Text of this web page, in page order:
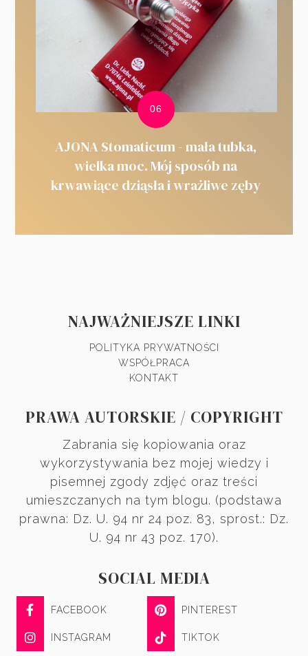
AJONA Stomaticum - mała tubka,
wielka moc. Mój sposób na
krwawiące dziąsła i wrażliwe zęby
NAJWAŻNIEJSZE LINKI
POLITYKA PRYWATNOŚCI
WSPÓŁPRACA
KONTAKT
PRAWA AUTORSKIE / COPYRIGHT
Zabrania się kopiowania oraz
wykorzystywania bez mojej wiedzy i
pisemnej zgody zdjęć oraz treści
umieszczanych na tym blogu. (podstawa
prawna: Dz. U. 94 nr 24 poz. 83, sprost.: Dz.
U. 94 nr 43 poz. 170).
SOCIAL MEDIA
FACEBOOK PINTEREST
INSTAGRAM TIKTOK